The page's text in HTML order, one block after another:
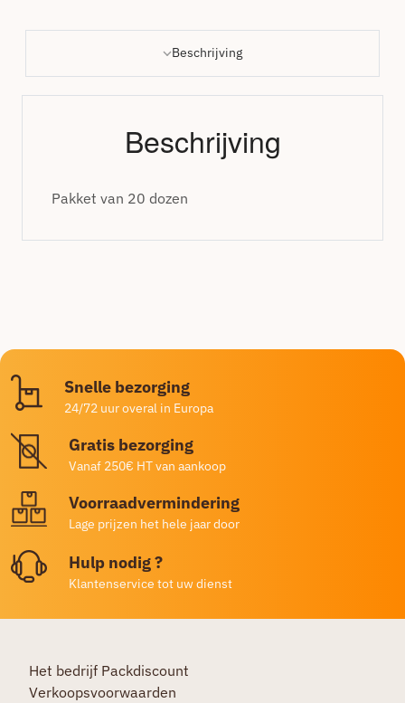
Beschrijving
Beschrijving
Pakket van 20 dozen
Snelle bezorging
24/72 uur overal in Europa
Gratis bezorging
Vanaf 250€ HT van aankoop
Voorraadvermindering
Lage prijzen het hele jaar door
Hulp nodig ?
Klantenservice tot uw dienst
Het bedrijf Packdiscount
Verkoopsvoorwaarden